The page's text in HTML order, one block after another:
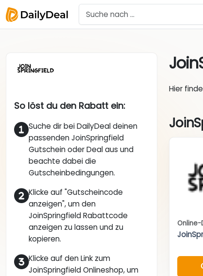
So löst du den Rabatt ein:
Suche dir bei DailyDeal deinen
passenden JoinSpringfield
Gutschein oder Deal aus und
beachte dabei die
Gutscheinbedingungen.
Klicke auf "Gutscheincode
anzeigen", um den
JoinSpringfield Rabattcode
anzeigen zu lassen und zu
kopieren.
Klicke auf den Link zum
JoinSpringfield Onlineshop, um
Hier
Online-